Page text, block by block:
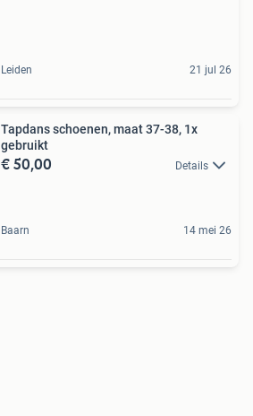
Leiden 21 jul 26
Tapdans schoenen, maat 37-38, 1x
gebruikt
€ 50,00 Details
Baarn 14 mei 26